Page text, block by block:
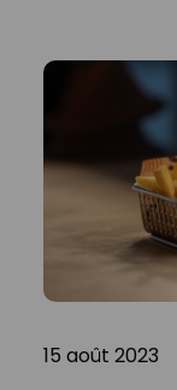
15 août 2023